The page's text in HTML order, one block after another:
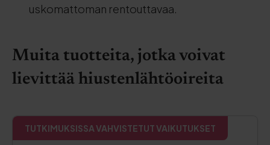
uskomattoman rentouttavaa.
Muita tuotteita, jotka voivat
lievittää hiustenlähtöoireita
TUTKIMUKSISSA VAHVISTETUT VAIKUTUKSET